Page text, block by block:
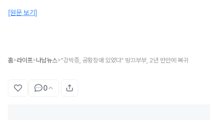
[원문 보기]
홈>라이프>나남뉴스>"강박증, 공황장애 있었다" 땅끄부부, 2년 반만에 복귀
0